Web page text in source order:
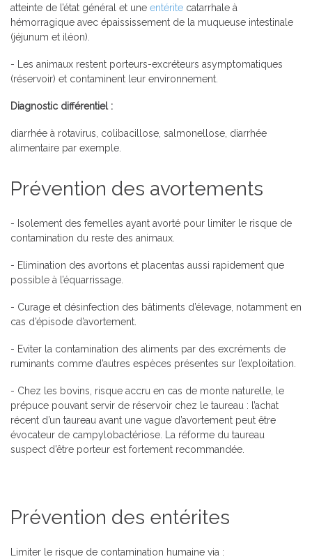
atteinte de l’état général et une entérite catarrhale à
hémorragique avec épaississement de la muqueuse intestinale
(jéjunum et iléon).
- Les animaux restent porteurs-excréteurs asymptomatiques
(réservoir) et contaminent leur environnement.
Diagnostic différentiel :
diarrhée à rotavirus, colibacillose, salmonellose, diarrhée
alimentaire par exemple.
Prévention des avortements
- Isolement des femelles ayant avorté pour limiter le risque de
contamination du reste des animaux.
- Elimination des avortons et placentas aussi rapidement que
possible à l’équarrissage.
- Curage et désinfection des bâtiments d’élevage, notamment en
cas d’épisode d’avortement.
- Eviter la contamination des aliments par des excréments de
ruminants comme d’autres espèces présentes sur l’exploitation.
- Chez les bovins, risque accru en cas de monte naturelle, le
prépuce pouvant servir de réservoir chez le taureau : l’achat
récent d’un taureau avant une vague d’avortement peut être
évocateur de campylobactériose. La réforme du taureau
suspect d’être porteur est fortement recommandée.
Prévention des entérites
Limiter le risque de contamination humaine via :